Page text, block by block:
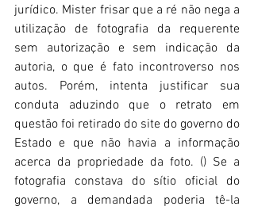
jurídico. Mister frisar que a ré não nega a
utilização de fotografia da requerente
sem autorização e sem indicação da
autoria, o que é fato incontroverso nos
autos. Porém, intenta justificar sua
conduta aduzindo que o retrato em
questão foi retirado do site do governo do
Estado e que não havia a informação
acerca da propriedade da foto. () Se a
fotografia constava do sítio oficial do
governo, a demandada poderia tê-la